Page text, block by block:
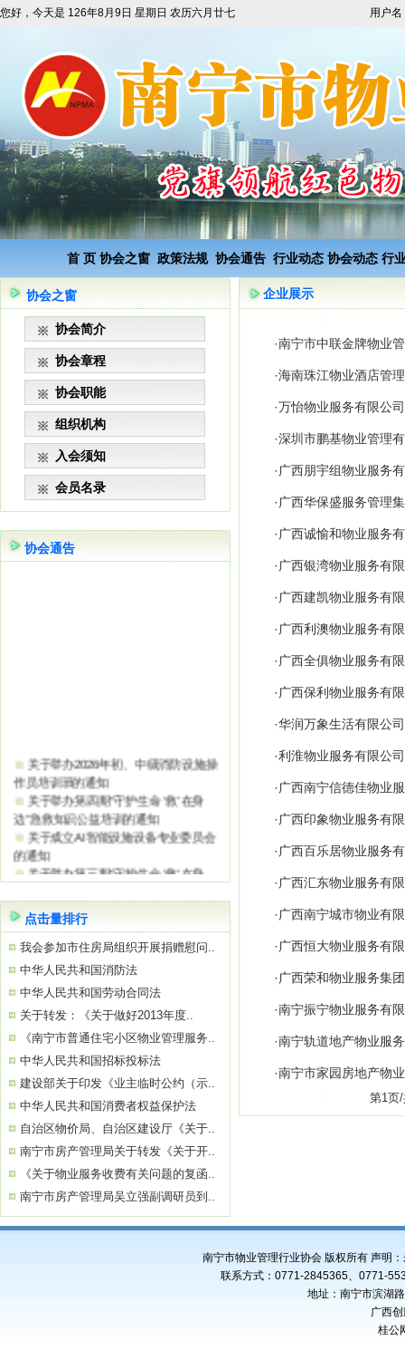
您好，今天是 126年8月9日 星期日 农历六月廿七 用户名
首 页 协会之窗 政策法规 协会通告 行业动态 协会动态 行
协会之窗
协会简介
协会章程
协会职能
组织机构
入会须知
会员名录
协会通告
关于举办2026年初、中级消防设施操
作员培训班的通知
关于举办第四期“守护生命 ‘救’在身
边”急救知识公益培训的通知
关于成立AI智能设施设备专业委员会
的通知
关于举办第三期“守护生命 ‘救’在身
边”急救知识公益培训的通知
关于参观“南宁市物业服务质量提升学
习基地”——南宁绿地璞悦公馆的通知
关于举办2026年初、中级消防设施操
作员
关于参观“南宁市物业服务质量提升学
习基地”——南宁中国太平金融大厦的通
知
关于举办“巧用心理学 让沟通更简单高
效”公益培训的通知
点击量排行
我会参加市住房局组织开展捐赠慰问..
中华人民共和国消防法
中华人民共和国劳动合同法
关于转发：《关于做好2013年度..
《南宁市普通住宅小区物业管理服务..
中华人民共和国招标投标法
建设部关于印发《业主临时公约（示..
中华人民共和国消费者权益保护法
自治区物价局、自治区建设厅《关于..
南宁市房产管理局关于转发《关于开..
《关于物业服务收费有关问题的复函..
南宁市房产管理局吴立强副调研员到..
企业展示
·南宁市中联金牌物业
·海南珠江物业酒店管
·万怡物业服务有限公司
·深圳市鹏基物业管理
· 广西朋宇组物业服务
· 广西华保盛服务管理
· 广西诚愉和物业服务
· 广西银湾物业服务有
· 广西建凯物业服务有
· 广西利澳物业服务有
· 广西全俱物业服务有
· 广西保利物业服务有
·华润万象生活有限公司
·利淮物业服务有限公司
· 广西南宁信德佳物业
· 广西印象物业服务有
· 广西百乐居物业服务
· 广西汇东物业服务有
· 广西南宁城市物业有
· 广西恒大物业服务有
· 广西荣和物业服务集
·南宁振宁物业服务有
·南宁轨道地产物业服
·南宁市家园房地产物
第1
南宁市物业管理行业协会 版权所有 声明
联系方式：0771-2845365、0771-
地址：南宁市滨湖
广西
桂公